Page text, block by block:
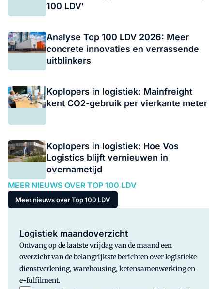
100 LDV'
Analyse Top 100 LDV 2026: Meer
concrete innovaties en verrassende
uitblinkers
Koplopers in logistiek: Mainfreight
kent CO2-gebruik per vierkante meter
Koplopers in logistiek: Hoe Vos
Logistics blijft vernieuwen in
overnametijd
MEER NIEUWS OVER TOP 100 LDV
Meer nieuws over Top 100 LDV
Logistiek maandoverzicht
Ontvang op de laatste vrijdag van de maand een
overzicht van de belangrijkste berichten over logistieke
dienstverlening, warehousing, ketensamenwerking en
e-fulfilment.